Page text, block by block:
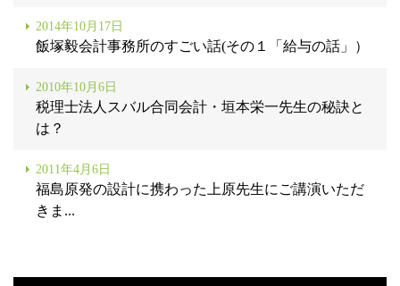
2014年10月17日
飯塚毅会計事務所のすごい話(その１「給与の話」）
2010年10月6日
税理士法人スバル合同会計・垣本栄一先生の秘訣と
は？
2011年4月6日
福島原発の設計に携わった上原先生にご講演いただ
きま...